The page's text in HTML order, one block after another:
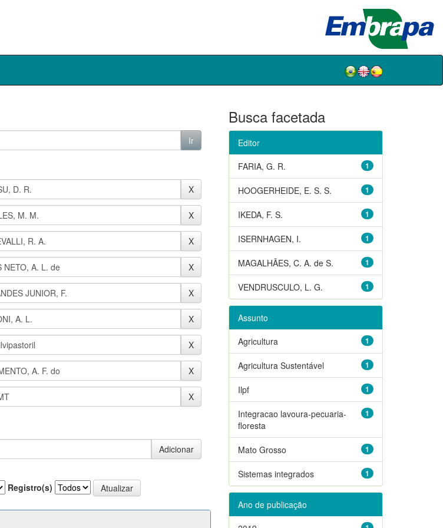
Registro(s)
Busca facetada
Editor
1
FARIA, G. R.
1
HOOGERHEIDE, E. S. S.
1
IKEDA, F. S.
1
ISERNHAGEN, I.
1
MAGALHÃES, C. A. de S.
1
VENDRUSCULO, L. G.
Assunto
1
Agricultura
1
Agricultura Sustentável
1
Ilpf
1
Integracao lavoura-pecuaria-
floresta
1
Mato Grosso
1
Sistemas integrados
Ano de publicação